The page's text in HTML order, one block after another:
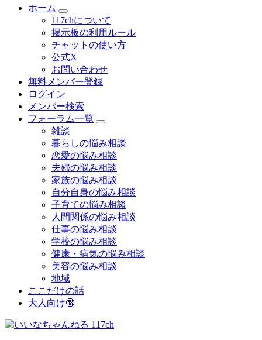
ホーム
117chについて
掲示板の利用ルール
チャットの使い方
公式X
お問い合わせ
無料メンバー登録
ログイン
メンバー検索
フォーラム一覧
雑談
暮らしの悩み相談
恋愛の悩み相談
夫婦の悩み相談
家族の悩み相談
自分自身の悩み相談
子育ての悩み相談
人間関係の悩み相談
仕事の悩み相談
学校の悩み相談
健康・病気の悩み相談
美容の悩み相談
地域
ここだけの話
大人向け🔞